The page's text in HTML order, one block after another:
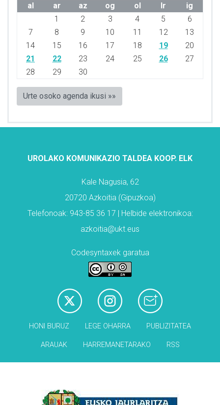
al
ar az og ol lr
ig
1
2 3 4 5
6
7
8 9 10 11 12
13
14
15 16 17 18 19
20
21
22 23 24 25 26
27
28
29 30
Urte osoko agenda ikusi »»
UROLAKO KOMUNIKAZIO TALDEA KOOP. ELK
Kale Nagusia, 62
20720 Azkoitia (Gipuzkoa)
Telefonoak: 943-85 36 17 | Helbide elektronikoa:
azkoitia@ukt.eus
Codesyntaxek garatua
HONI BURUZ LEGE OHARRA PUBLIZITATEA
ARAUAK HARREMANETARAKO RSS